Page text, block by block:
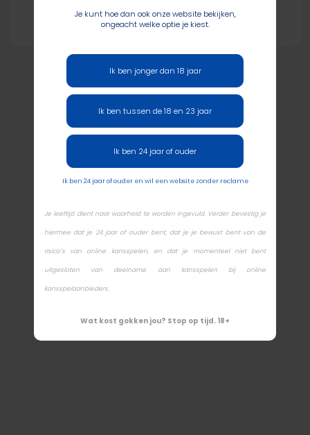
Je kunt hoe dan ook onze website bekijken,
ongeacht welke optie je kiest.
Ik ben jonger dan 18 jaar
Ik ben tussen de 18 en 23 jaar
Ik ben 24 jaar of ouder
Ik ben 24 jaar of ouder en wil een website zonder reclame
Je leeftijd dient naar waarheid te worden ingevuld. Verder bevestig je
hiermee dat je 24 jaar of ouder bent, dat je je bewust bent van de
risico’s van online kansspelen, en dat je momenteel niet bent
uitgesloten van deelname aan kansspelen bij online
kansspelaanbieders.
Wat kost gokken jou? Stop op tijd. 18+